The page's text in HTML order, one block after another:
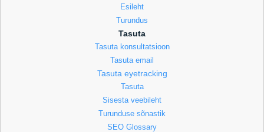
Esileht
Turundus
Tasuta
Tasuta konsultatsioon
Tasuta email
Tasuta eyetracking
Tasuta
Sisesta veebileht
Turunduse sõnastik
SEO Glossary